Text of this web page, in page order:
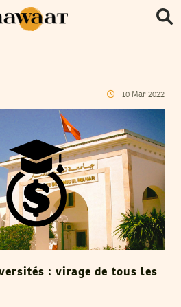
10 Mar 2022
: virage de tous les